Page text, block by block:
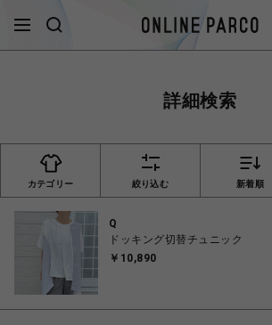
詳細検索
カテゴリー 絞り込む 新着順
Q
ドッキング切替チュニック
￥10,890